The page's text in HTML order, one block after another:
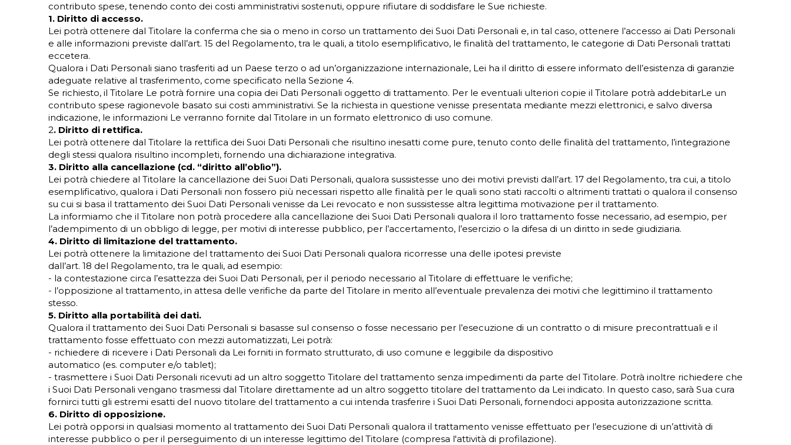
contributo spese, tenendo conto dei costi amministrativi sostenuti, oppure rifiutare di soddisfare le Sue richieste.
1. Diritto di accesso.
Lei potrà ottenere dal Titolare la conferma che sia o meno in corso un trattamento dei Suoi Dati Personali e, in tal caso, ottenere l’accesso ai Dati Personali
e alle informazioni previste dall’art. 15 del Regolamento, tra le quali, a titolo esemplificativo, le finalità del trattamento, le categorie di Dati Personali trattati
eccetera.
Qualora i Dati Personali siano trasferiti ad un Paese terzo o ad un’organizzazione internazionale, Lei ha il diritto di essere informato dell’esistenza di garanzie
adeguate relative al trasferimento, come specificato nella Sezione 4.
Se richiesto, il Titolare Le potrà fornire una copia dei Dati Personali oggetto di trattamento. Per le eventuali ulteriori copie il Titolare potrà addebitarLe un
contributo spese ragionevole basato sui costi amministrativi. Se la richiesta in questione venisse presentata mediante mezzi elettronici, e salvo diversa
indicazione, le informazioni Le verranno fornite dal Titolare in un formato elettronico di uso comune.
2. Diritto di rettifica.
Lei potrà ottenere dal Titolare la rettifica dei Suoi Dati Personali che risultino inesatti come pure, tenuto conto delle finalità del trattamento, l’integrazione
degli stessi qualora risultino incompleti, fornendo una dichiarazione integrativa.
3. Diritto alla cancellazione (cd. “diritto all’oblìo”).
Lei potrà chiedere al Titolare la cancellazione dei Suoi Dati Personali, qualora sussistesse uno dei motivi previsti dall’art. 17 del Regolamento, tra cui, a titolo
esemplificativo, qualora i Dati Personali non fossero più necessari rispetto alle finalità per le quali sono stati raccolti o altrimenti trattati o qualora il consenso
su cui si basa il trattamento dei Suoi Dati Personali venisse da Lei revocato e non sussistesse altra legittima motivazione per il trattamento.
La informiamo che il Titolare non potrà procedere alla cancellazione dei Suoi Dati Personali qualora il loro trattamento fosse necessario, ad esempio, per
l’adempimento di un obbligo di legge, per motivi di interesse pubblico, per l’accertamento, l’esercizio o la difesa di un diritto in sede giudiziaria.
4. Diritto di limitazione del trattamento.
Lei potrà ottenere la limitazione del trattamento dei Suoi Dati Personali qualora ricorresse una delle ipotesi previste
dall’art. 18 del Regolamento, tra le quali, ad esempio:
- la contestazione circa l’esattezza dei Suoi Dati Personali, per il periodo necessario al Titolare di effettuare le verifiche;
- l’opposizione al trattamento, in attesa delle verifiche da parte del Titolare in merito all’eventuale prevalenza dei motivi che legittimino il trattamento
stesso.
5. Diritto alla portabilità dei dati.
Qualora il trattamento dei Suoi Dati Personali si basasse sul consenso o fosse necessario per l’esecuzione di un contratto o di misure precontrattuali e il
trattamento fosse effettuato con mezzi automatizzati, Lei potrà:
- richiedere di ricevere i Dati Personali da Lei forniti in formato strutturato, di uso comune e leggibile da dispositivo
automatico (es. computer e/o tablet);
- trasmettere i Suoi Dati Personali ricevuti ad un altro soggetto Titolare del trattamento senza impedimenti da parte del Titolare. Potrà inoltre richiedere che
i Suoi Dati Personali vengano trasmessi dal Titolare direttamente ad un altro soggetto titolare del trattamento da Lei indicato. In questo caso, sarà Sua cura
fornirci tutti gli estremi esatti del nuovo titolare del trattamento a cui intenda trasferire i Suoi Dati Personali, fornendoci apposita autorizzazione scritta.
6. Diritto di opposizione.
Lei potrà opporsi in qualsiasi momento al trattamento dei Suoi Dati Personali qualora il trattamento venisse effettuato per l’esecuzione di un’attività di
interesse pubblico o per il perseguimento di un interesse legittimo del Titolare (compresa l'attività di profilazione).